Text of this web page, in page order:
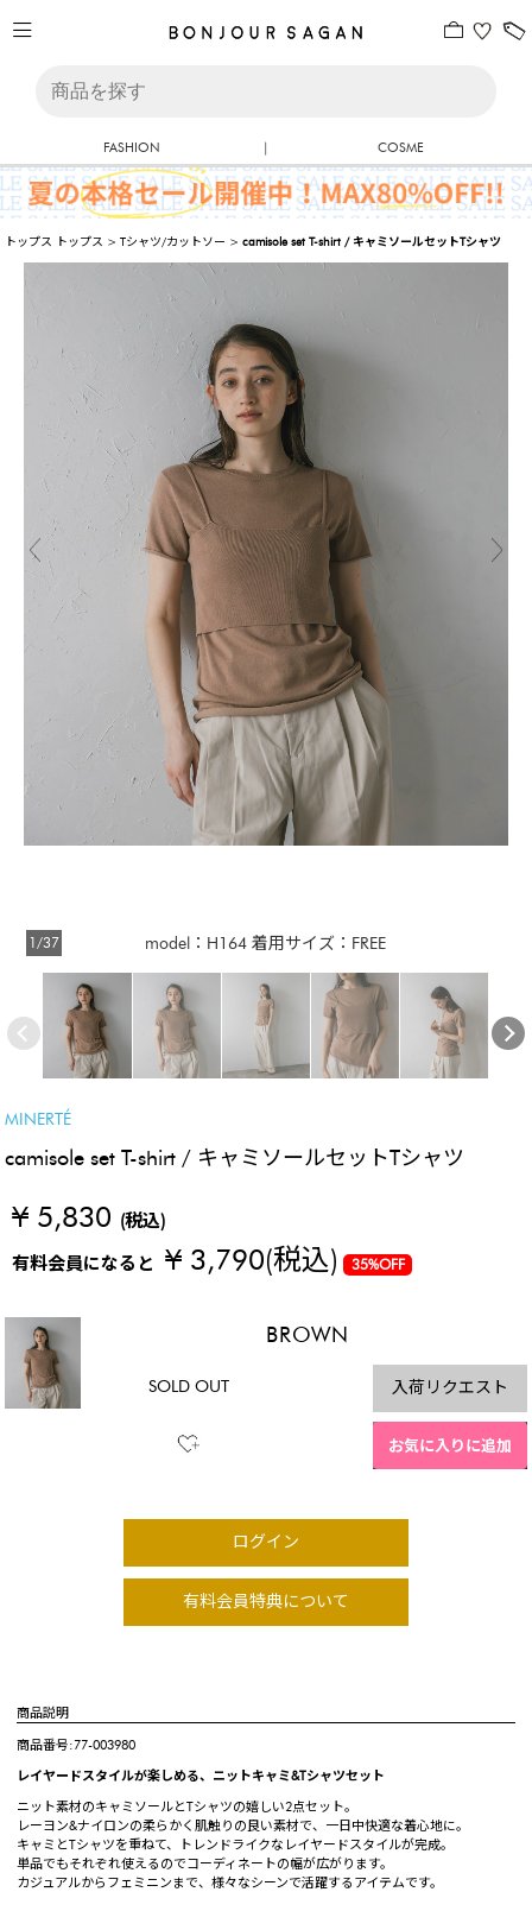
FASHION | COSME
トップス トップス >Tシャツ/カットソー >camisole set T-shirt / キャミソールセットTシャツ
model：H164 着用サイズ：FREE
1/37
MINERTÉ
camisole set T-shirt / キャミソールセットTシャツ
¥ 5,830 (税込)
有料会員になると¥ 3,790(税込) 35%OFF
BROWN
SOLD OUT 入荷リクエスト
お気に入りに追加
ログイン
有料会員特典について
商品説明
商品番号:77-003980
レイヤードスタイルが楽しめる、ニットキャミ&Tシャツセット
ニット素材のキャミソールとTシャツの嬉しい2点セット。
レーヨン&ナイロンの柔らかく肌触りの良い素材で、一日中快適な着心地に。
キャミとTシャツを重ねて、トレンドライクなレイヤードスタイルが完成。
単品でもそれぞれ使えるのでコーディネートの幅が広がります。
カジュアルからフェミニンまで、様々なシーンで活躍するアイテムです。